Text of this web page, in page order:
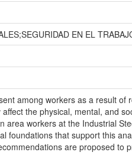
EN EL
among workers as a result
the physical, mental, and
workers at the Industrial
foundations that support this
are proposed to